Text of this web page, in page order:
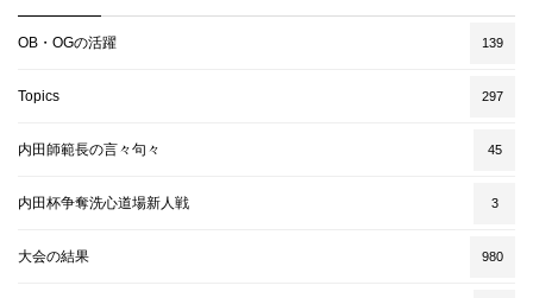
OB・OGの活躍 139
Topics 297
内田師範長の言々句々 45
内田杯争奪洗心道場新人戦 3
大会の結果 980